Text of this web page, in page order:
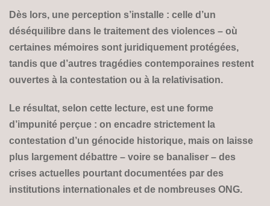
Dès lors, une perception s’installe : celle d’un
déséquilibre dans le traitement des violences – où
certaines mémoires sont juridiquement protégées,
tandis que d’autres tragédies contemporaines restent
ouvertes à la contestation ou à la relativisation.
Le résultat, selon cette lecture, est une forme
d’impunité perçue : on encadre strictement la
contestation d’un génocide historique, mais on laisse
plus largement débattre – voire se banaliser – des
crises actuelles pourtant documentées par des
institutions internationales et de nombreuses ONG.